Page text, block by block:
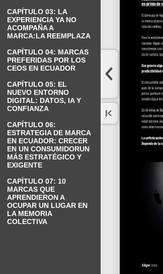
CAPÍTULO 03: LA
EXPERIENCIA YA NO
ACOMPAÑA A
MARCA:LA REEMPLAZA
CAPÍTULO 04: MARCAS
PREFERIDAS POR LOS
CEOS EN ECUADOR
CAPÍTULO 05: EL
NUEVO ENTORNO
DIGITAL: DATOS, IA Y
CONFIANZA
CAPÍTULO 06:
ESTRATEGIA DE MARCA
EN ECUADOR: CRECER
EN UN CONSUMIDORUN
MÁS ESTRATÉGICO Y
EXIGENTE
CAPÍTULO 07: 10
MARCAS QUE
APRENDIERON A
OCUPAR UN LUGAR EN
LA MEMORIA
COLECTIVA